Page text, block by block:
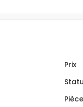
Prix